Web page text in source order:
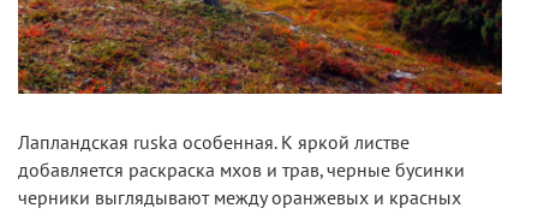
Лапландская ruska особенная. К яркой листве
добавляется раскраска мхов и трав, черные бусинки
черники выглядывают между оранжевых и красных